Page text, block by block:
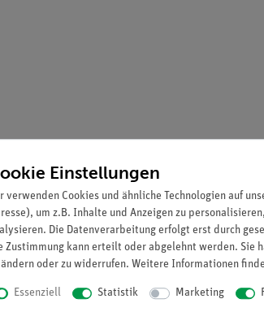
in einen mit Styropor-Wärmeisolierung
Einstellungen
verwenden Cookies und ähnliche Technologien auf
um z.B. Inhalte und Anzeigen zu
Die Datenverarbeitung erfolgt erst durch
Zustimmung kann erteilt oder abgelehnt werden. Sie
ändern oder zu widerrufen. Weitere Informationen
Essenziell Statistik Marketing